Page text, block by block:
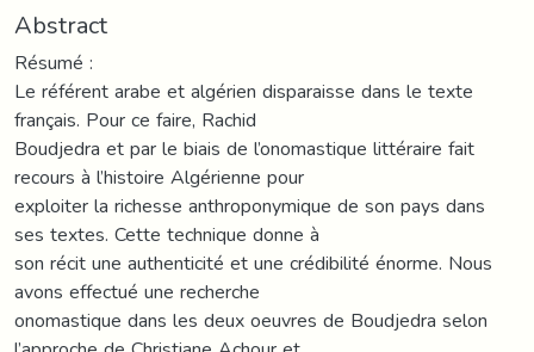
Abstract
Résumé :
Le référent arabe et algérien disparaisse dans le texte
français. Pour ce faire, Rachid
Boudjedra et par le biais de l’onomastique littéraire fait
recours à l’histoire Algérienne pour
exploiter la richesse anthroponymique de son pays dans
ses textes. Cette technique donne à
son récit une authenticité et une crédibilité énorme. Nous
avons effectué une recherche
onomastique dans les deux oeuvres de Boudjedra selon